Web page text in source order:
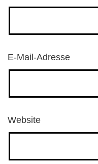
E-Mail-Adresse
Website